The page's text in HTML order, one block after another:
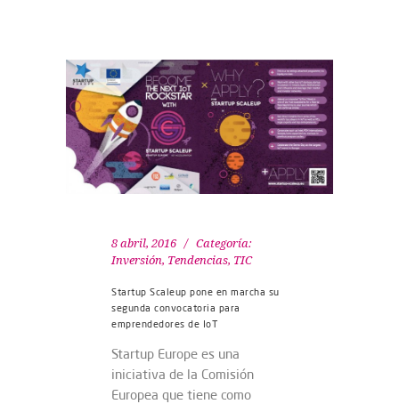
8 abril, 2016
Categoría:
Inversión, Tendencias, TIC
Startup Scaleup pone en marcha su
segunda convocatoria para
emprendedores de IoT
Startup Europe es una
iniciativa de la Comisión
Europea que tiene como